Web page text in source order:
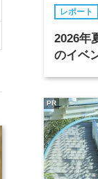
レポート
2026年
のイベ
PR